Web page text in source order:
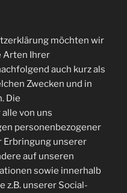
möchten wir
Arten Ihrer
auch kurz als
Zwecken und in
Die
von uns
personenbezogener
Erbringung unserer
auf unseren
sowie innerhalb
z.B. unserer Social-